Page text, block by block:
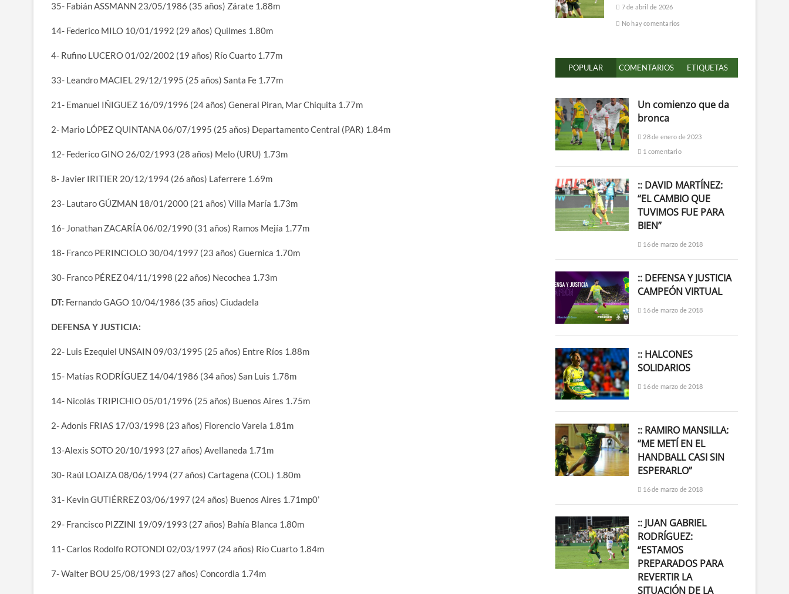
35- Fabián ASSMANN 23/05/1986 (35 años) Zárate 1.88m
14- Federico MILO 10/01/1992 (29 años) Quilmes 1.80m
4- Rufino LUCERO 01/02/2002 (19 años) Río Cuarto 1.77m
33- Leandro MACIEL 29/12/1995 (25 años) Santa Fe 1.77m
21- Emanuel IÑIGUEZ 16/09/1996 (24 años) General Piran, Mar Chiquita 1.77m
2- Mario LÓPEZ QUINTANA 06/07/1995 (25 años) Departamento Central (PAR) 1.84m
12- Federico GINO 26/02/1993 (28 años) Melo (URU) 1.73m
8- Javier IRITIER 20/12/1994 (26 años) Laferrere 1.69m
23- Lautaro GÚZMAN 18/01/2000 (21 años) Villa María 1.73m
16- Jonathan ZACARÍA 06/02/1990 (31 años) Ramos Mejía 1.77m
18- Franco PERINCIOLO 30/04/1997 (23 años) Guernica 1.70m
30- Franco PÉREZ 04/11/1998 (22 años) Necochea 1.73m
DT: Fernando GAGO 10/04/1986 (35 años) Ciudadela
DEFENSA Y JUSTICIA:
22- Luis Ezequiel UNSAIN 09/03/1995 (25 años) Entre Ríos 1.88m
15- Matías RODRÍGUEZ 14/04/1986 (34 años) San Luis 1.78m
14- Nicolás TRIPICHIO 05/01/1996 (25 años) Buenos Aires 1.75m
2- Adonis FRIAS 17/03/1998 (23 años) Florencio Varela 1.81m
13-Alexis SOTO 20/10/1993 (27 años) Avellaneda 1.71m
30- Raúl LOAIZA 08/06/1994 (27 años) Cartagena (COL) 1.80m
31- Kevin GUTIÉRREZ 03/06/1997 (24 años) Buenos Aires 1.71mp0’
29- Francisco PIZZINI 19/09/1993 (27 años) Bahía Blanca 1.80m
11- Carlos Rodolfo ROTONDI 02/03/1997 (24 años) Río Cuarto 1.84m
7- Walter BOU 25/08/1993 (27 años) Concordia 1.74m
7 de abril de 2026
No hay comentarios
POPULAR COMENTARIOS ETIQUETAS
Un comienzo que da
bronca
28 de enero de 2023
1 comentario
:: DAVID MARTÍNEZ:
“EL CAMBIO QUE
TUVIMOS FUE PARA
BIEN”
16 de marzo de 2018
:: DEFENSA Y JUSTICIA
CAMPEÓN VIRTUAL
16 de marzo de 2018
:: HALCONES
SOLIDARIOS
16 de marzo de 2018
:: RAMIRO MANSILLA:
“ME METÍ EN EL
HANDBALL CASI SIN
ESPERARLO”
16 de marzo de 2018
:: JUAN GABRIEL
RODRÍGUEZ:
“ESTAMOS
PREPARADOS PARA
REVERTIR LA
SITUACIÓN DE LA